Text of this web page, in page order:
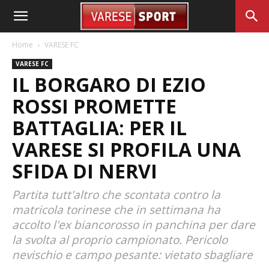
Home VARESE FC
VARESE FC
IL BORGARO DI EZIO
ROSSI PROMETTE
BATTAGLIA: PER IL
VARESE SI PROFILA UNA
SFIDA DI NERVI
Partita tutt'altro che scontata contro la
matricola torinese che in settimana ha
accolto l'ex biancorosso in panchina per dare
la svolta al proprio campionato. Pericolo
nevischio e campo pesante: vietato sbagliare